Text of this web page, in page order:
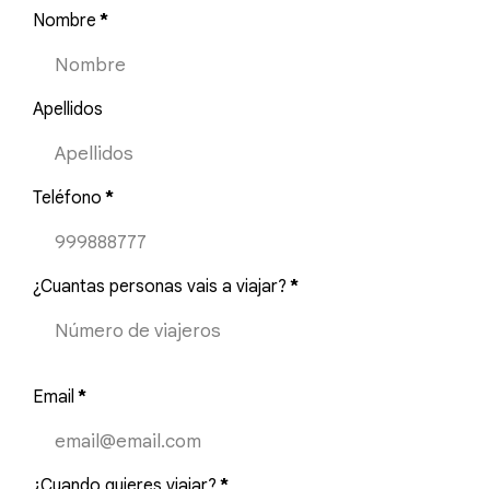
Nombre *
Apellidos
Teléfono *
¿Cuantas personas vais a viajar? *
Email *